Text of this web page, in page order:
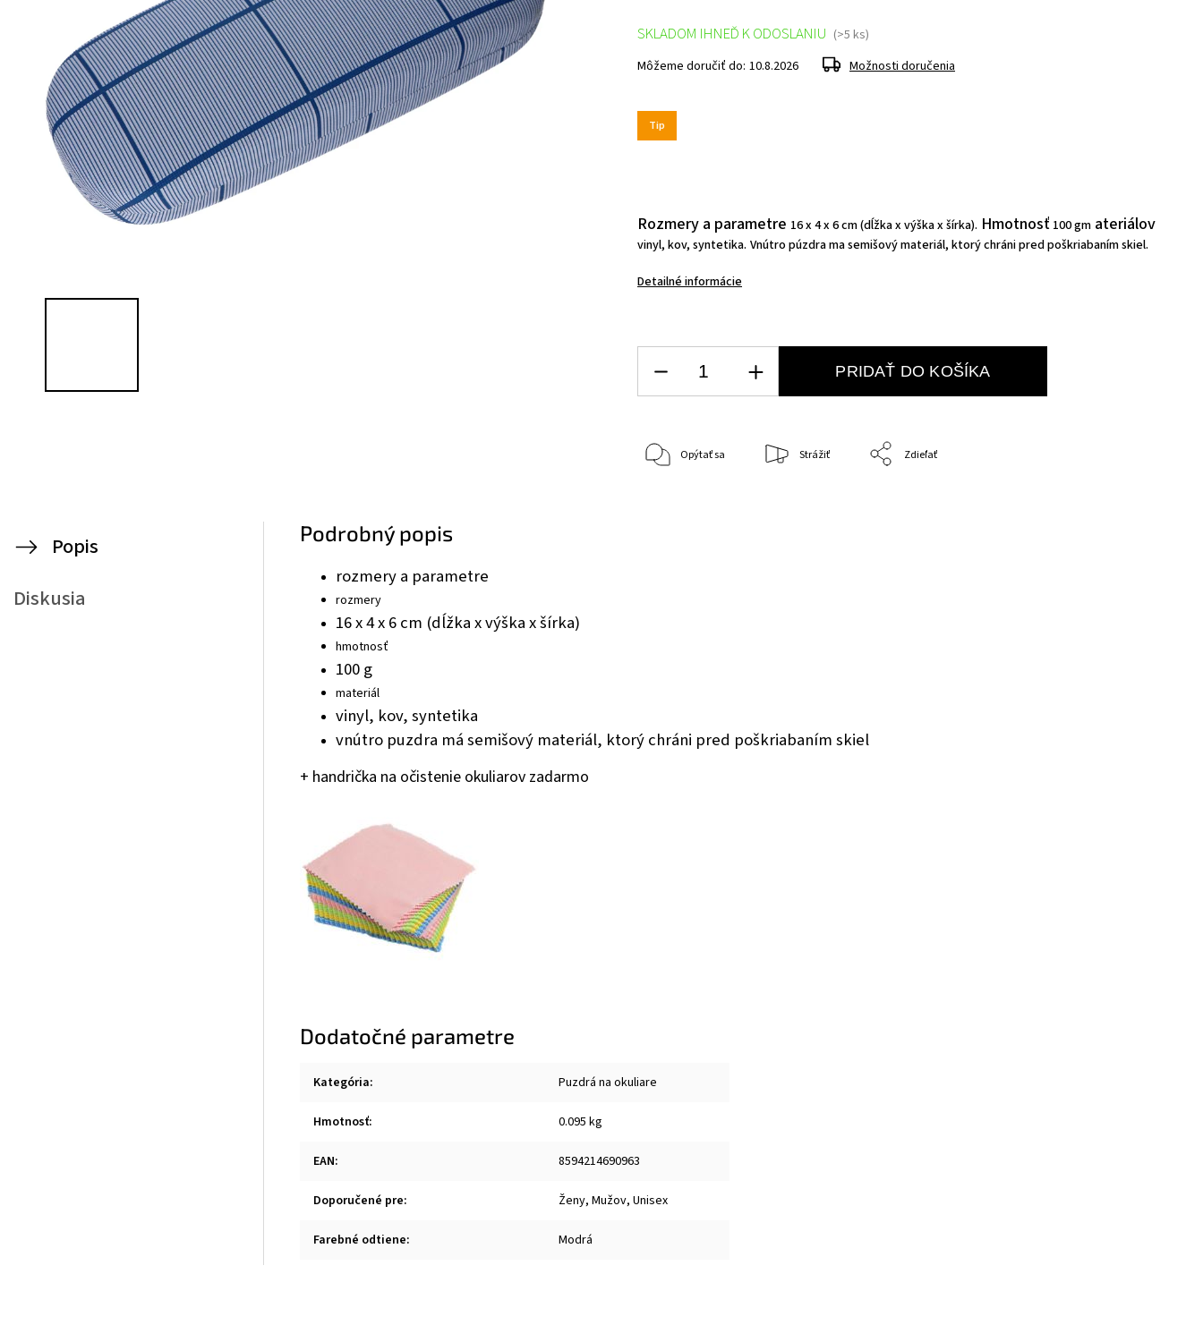
Tip
Rozmery a parametre 16 x 4 x 6 cm (dĺžka x výška x šírka). Hmotnosť 100 gm ateriálov
vinyl, kov, syntetika. Vnútro púzdra ma semišový materiál, ktorý chráni pred poškriabaním skiel.
Detailné informácie
SKLADOM IHNEĎ K ODOSLANIU (>5 ks)
Môžeme doručiť do: 10.8.2026 Možnosti doručenia
PRIDAŤ DO KOŠÍKA
Opýtať sa Strážiť Zdieľať
Popis
Diskusia
Podrobný popis
rozmery a parametre
rozmery
16 x 4 x 6 cm (dĺžka x výška x šírka)
hmotnosť
100 g
materiál
vinyl, kov, syntetika
vnútro puzdra má semišový materiál, ktorý chráni pred poškriabaním skiel
+ handrička na očistenie okuliarov zadarmo
Dodatočné parametre
Kategória: Puzdrá na okuliare
Hmotnosť: 0.095 kg
EAN: 8594214690963
Doporučené pre: Ženy, Mužov, Unisex
Farebné odtiene: Modrá